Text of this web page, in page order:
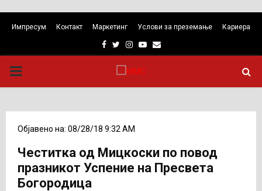
Импресум Контакт Маркетинг Услови за преземање Кариера
Facebook
TwitterInstagram
Youtube
Email
PRIMARY
Објавено на: 08/28/18 9:32 AM
Честитка од Мицкоски по повод
празникот Успение на Пресвета
Богородица